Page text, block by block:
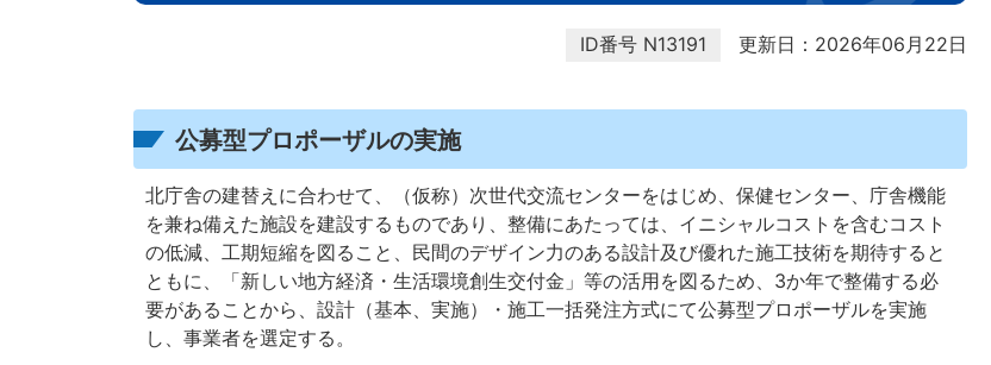
ID番号 N13191 更新日：2026年06月22日
公募型プロポーザルの実施
北庁舎の建替えに合わせて、（仮称）次世代交流センターをはじめ、保健センター、庁舎機能
を兼ね備えた施設を建設するものであり、整備にあたっては、イニシャルコストを含むコスト
の低減、工期短縮を図ること、民間のデザイン力のある設計及び優れた施工技術を期待すると
ともに、「新しい地方経済・生活環境創生交付金」等の活用を図るため、3か年で整備する必
要があることから、設計（基本、実施）・施工一括発注方式にて公募型プロポーザルを実施
し、事業者を選定する。